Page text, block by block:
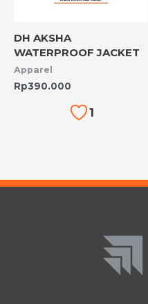
DH AKSHA
WATERPROOF JACKET
Apparel
Rp390.000
1